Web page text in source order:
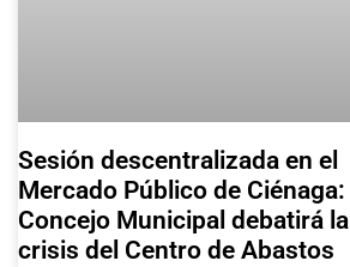
Sesión descentralizada en el
Mercado Público de Ciénaga:
Concejo Municipal debatirá la
crisis del Centro de Abastos